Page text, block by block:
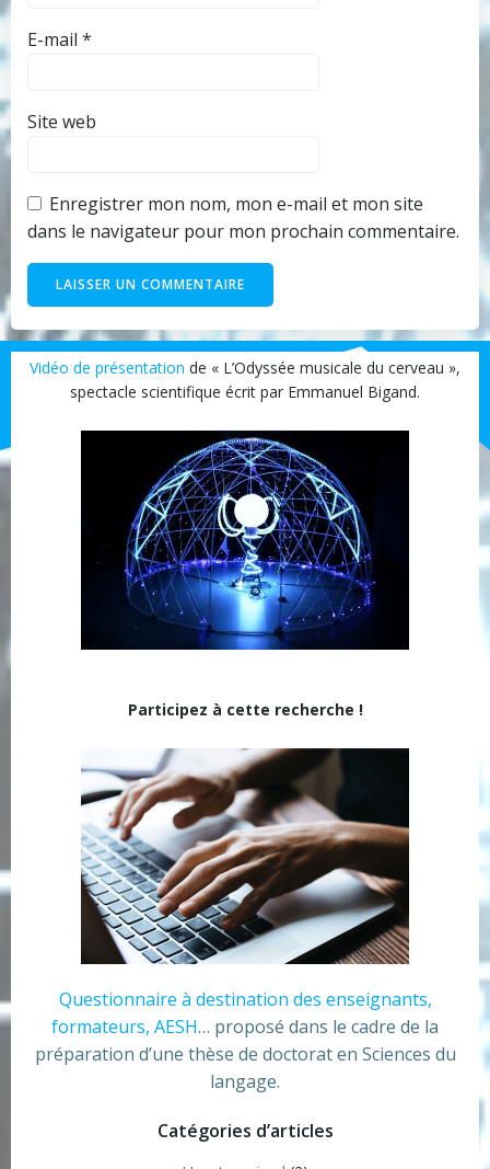
E-mail *
Site web
Enregistrer mon nom, mon e-mail et mon site
dans le navigateur pour mon prochain commentaire.
Vidéo de présentation de « L’Odyssée musicale du cerveau »,
spectacle scientifique écrit par Emmanuel Bigand.
Participez à cette recherche !
Questionnaire à destination des enseignants,
formateurs, AESH… proposé dans le cadre de la
préparation d’une thèse de doctorat en Sciences du
langage.
Catégories d’articles